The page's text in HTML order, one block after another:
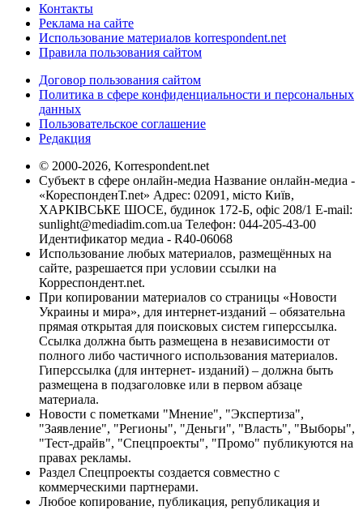
Контакты
Реклама на сайте
Использование материалов korrespondent.net
Правила пользования сайтом
Договор пользования сайтом
Политика в сфере конфиденциальности и персональных
данных
Пользовательское соглашение
Редакция
© 2000-2026, Korrespondent.net
Субъект в сфере онлайн-медиа Название онлайн-медиа -
«КореспонденТ.net» Адрес: 02091, місто Київ,
ХАРКІВСЬКЕ ШОСЕ, будинок 172-Б, офіс 208/1 E-mail:
sunlight@mediadim.com.ua Телефон: 044-205-43-00
Идентификатор медиа - R40-06068
Использование любых материалов, размещённых на
сайте, разрешается при условии ссылки на
Корреспондент.net.
При копировании материалов со страницы «Новости
Украины и мира», для интернет-изданий – обязательна
прямая открытая для поисковых систем гиперссылка.
Ссылка должна быть размещена в независимости от
полного либо частичного использования материалов.
Гиперссылка (для интернет- изданий) – должна быть
размещена в подзаголовке или в первом абзаце
материала.
Новости с пометками "Мнение", "Экспертиза",
"Заявление", "Регионы", "Деньги", "Власть", "Выборы",
"Тест-драйв", "Спецпроекты", "Промо" публикуются на
правах рекламы.
Раздел Спецпроекты создается совместно с
коммерческими партнерами.
Любое копирование, публикация, републикация и